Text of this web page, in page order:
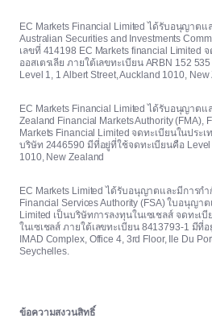
EC Markets Financial Limited ได้รับอนุญาต
Australian Securities and Investments
เลขที่ 414198 EC Markets financial Limited
ออสเตรเลีย ภายใต้เลขทะเบียน ARBN 152
Level 1, 1 Albert Street, Auckland 1010, New
EC Markets Financial Limited ได้รับอนุญาต
Zealand Financial Markets Authority (FMA),
Markets Financial Limited จดทะเบียนในประ
บริษัท 2446590 มีที่อยู่ที่ใช้จดทะเบียนคือ Level
1010, New Zealand
EC Markets Limited ได้รับอนุญาตและมีการก
Financial Services Authority (FSA) ใบอนุญา
Limited เป็นบริษัทการลงทุนในเซเชลส์ จดทะเ
ในเซเชลส์ ภายใต้เลขทะเบียน 8413793-1 มีที่
IMAD Complex, Office 4, 3rd Floor, Ile Du
Seychelles.
ข้อความสงวนสิทธิ์